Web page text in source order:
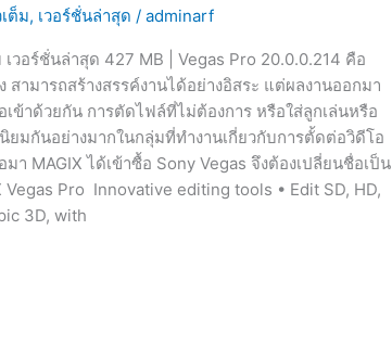
ต็ม, เวอร์ชั่นล่าสุด /adminarf
วอร์ชั่นล่าสุด 427 MB | Vegas Pro 20.0.0.214 คือ
ามารถสร้างสรรค์งานได้อย่างอิสระ แต่ผลงานออกมา
ข้าด้วยกัน การตัดไฟล์ที่ไม่ต้องการ หรือใส่ลูกเล่นหรือ
ยมกันอย่างมากในกลุ่มที่ทำงานเกี่ยวกับการตั้ดต่อวิดีโอ
MAGIX ได้เข้าซื้อ Sony Vegas จึงต้องเปลี่ยนชื่อเป็น
Vegas Pro Innovative editing tools • Edit SD, HD,
3D, with